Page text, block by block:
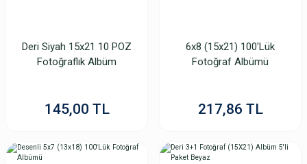
Deri Siyah 15x21 10 POZ
Fotoğraflık Albüm
145,00 TL
6x8 (15x21) 100'Lük
Fotoğraf Albümü
217,86 TL